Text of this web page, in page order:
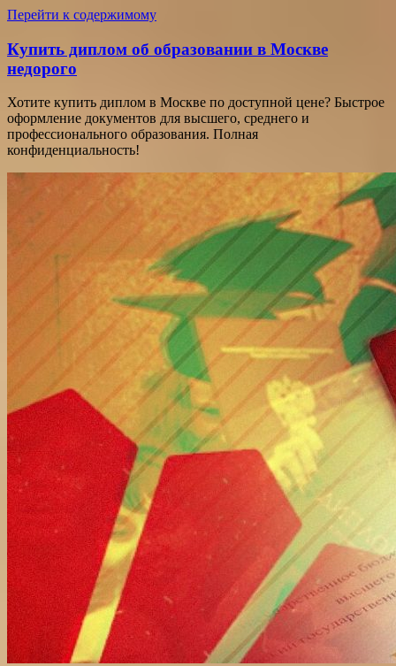
Перейти к содержимому
Купить диплом об образовании в Москве
недорого
Хотите купить диплом в Москве по доступной цене? Быстрое
оформление документов для высшего, среднего и
профессионального образования. Полная
конфиденциальность!